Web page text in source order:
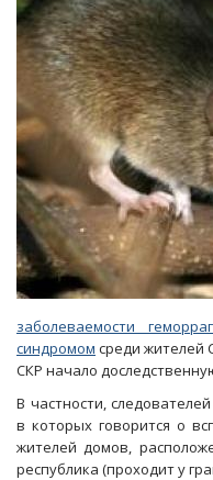
ждать
заболеваемости
синдромом среди жителей
СКР начало
В частности,
в которых говорится о
жителей домов,
республика (проходит у